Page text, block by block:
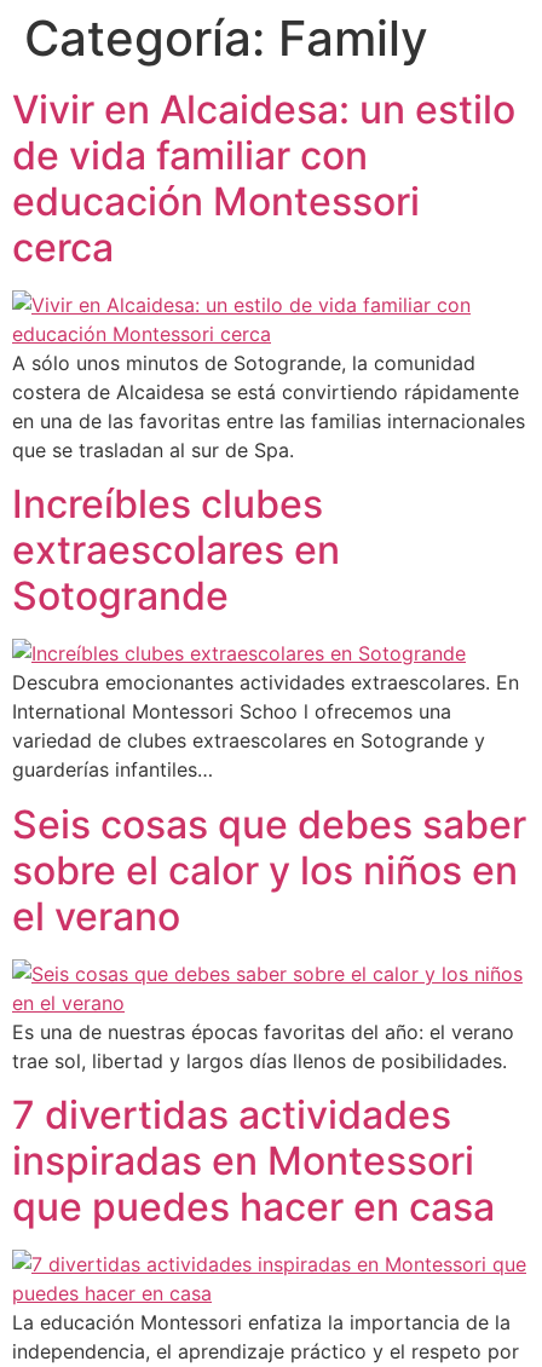
Categoría: Family
Vivir en Alcaidesa: un estilo
de vida familiar con
educación Montessori
cerca
A sólo unos minutos de Sotogrande, la comunidad
costera de Alcaidesa se está convirtiendo rápidamente
en una de las favoritas entre las familias internacionales
que se trasladan al sur de Spa.
Increíbles clubes
extraescolares en
Sotogrande
Descubra emocionantes actividades extraescolares. En
International Montessori Schoo l ofrecemos una
variedad de clubes extraescolares en Sotogrande y
guarderías infantiles…
Seis cosas que debes saber
sobre el calor y los niños en
el verano
Es una de nuestras épocas favoritas del año: el verano
trae sol, libertad y largos días llenos de posibilidades.
7 divertidas actividades
inspiradas en Montessori
que puedes hacer en casa
La educación Montessori enfatiza la importancia de la
independencia, el aprendizaje práctico y el respeto por